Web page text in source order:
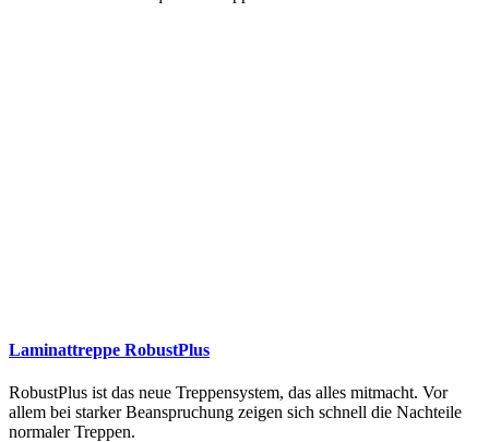
Laminattreppe RobustPlus
RobustPlus ist das neue Treppensystem, das alles mitmacht. Vor
allem bei starker Beanspruchung zeigen sich schnell die Nachteile
normaler Treppen.